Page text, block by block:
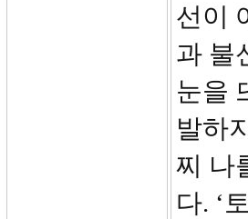
선이
과 불
눈을
발하
찌 나
다. ‘